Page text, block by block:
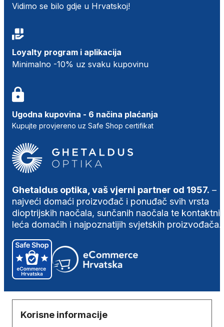
Vidimo se bilo gdje u Hrvatskoj!
Loyalty program i aplikacija
Minimalno -10% uz svaku kupovinu
Ugodna kupovina - 6 načina plaćanja
Kupujte provjereno uz Safe Shop certifikat
Ghetaldus optika, vaš vjerni partner od 1957. –
najveći domaći proizvođač i ponuđač svih vrsta
dioptrijskih naočala, sunčanih naočala te
leća domaćih i najpoznatijih svjetskih proizvođača.
Korisne informacije